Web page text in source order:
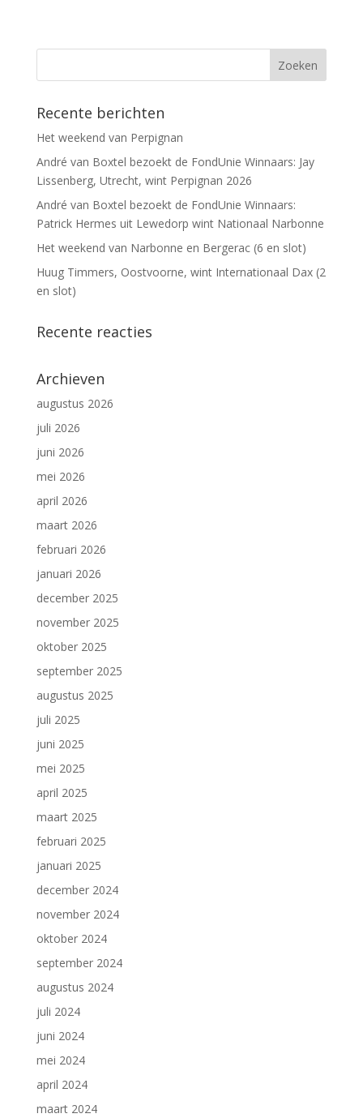
Recente berichten
Het weekend van Perpignan
André van Boxtel bezoekt de FondUnie Winnaars: Jay
Lissenberg, Utrecht, wint Perpignan 2026
André van Boxtel bezoekt de FondUnie Winnaars:
Patrick Hermes uit Lewedorp wint Nationaal Narbonne
Het weekend van Narbonne en Bergerac (6 en slot)
Huug Timmers, Oostvoorne, wint Internationaal Dax (2
en slot)
Recente reacties
Archieven
augustus 2026
juli 2026
juni 2026
mei 2026
april 2026
maart 2026
februari 2026
januari 2026
december 2025
november 2025
oktober 2025
september 2025
augustus 2025
juli 2025
juni 2025
mei 2025
april 2025
maart 2025
februari 2025
januari 2025
december 2024
november 2024
oktober 2024
september 2024
augustus 2024
juli 2024
juni 2024
mei 2024
april 2024
maart 2024